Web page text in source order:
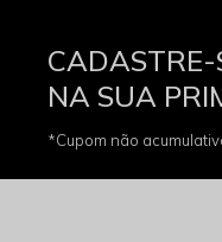
CADASTRE-
NA SUA
*Cupom não